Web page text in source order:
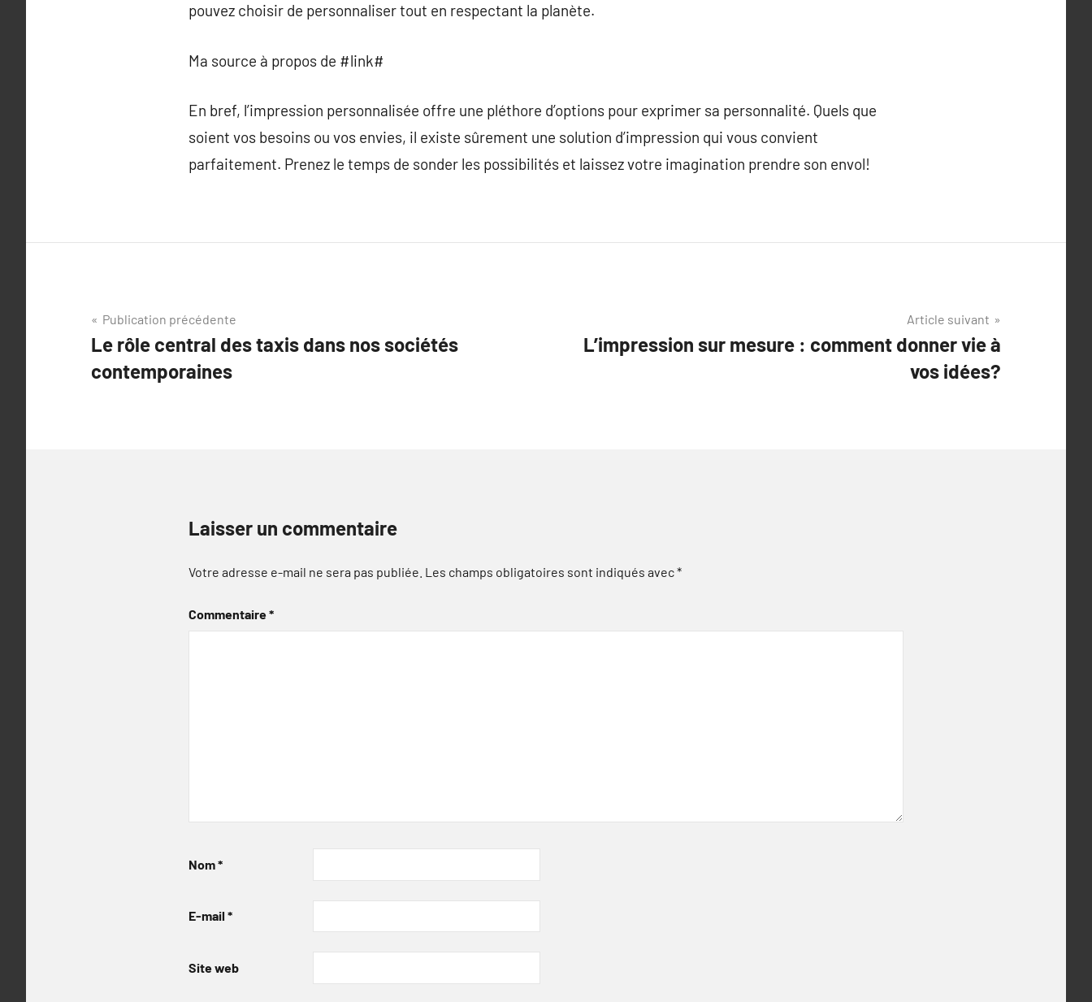
pouvez choisir de personnaliser tout en respectant la planète.
Ma source à propos de #link#
En bref, l’impression personnalisée offre une pléthore d’options pour exprimer sa personnalité. Quels que
soient vos besoins ou vos envies, il existe sûrement une solution d’impression qui vous convient
parfaitement. Prenez le temps de sonder les possibilités et laissez votre imagination prendre son envol!
Navigation
de
l’article
Publication précédente
Le rôle central des taxis dans nos sociétés
contemporaines
Article suivant
L’impression sur mesure : comment donner vie à
vos idées?
Laisser un commentaire
Votre adresse e-mail ne sera pas publiée. Les champs obligatoires sont indiqués avec*
Commentaire*
Nom*
E-mail *
Site web